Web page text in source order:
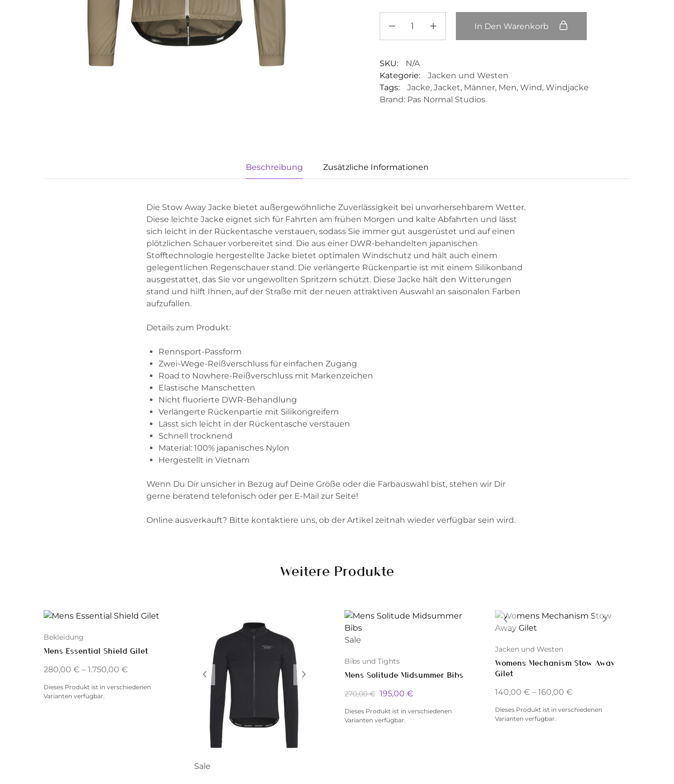
In Den Warenkorb
SKU:
N/A
Kategorie:
Jacken und Westen
Tags:
Jacke, Jacket, Männer, Men, Wind, Windjacke
Brand: Pas Normal Studios
Beschreibung Zusätzliche Informationen
Die Stow Away Jacke bietet außergewöhnliche Zuverlässigkeit bei unvorhersehbarem Wetter.
Diese leichte Jacke eignet sich für Fahrten am frühen Morgen und kalte Abfahrten und lässt
sich leicht in der Rückentasche verstauen, sodass Sie immer gut ausgerüstet und auf einen
plötzlichen Schauer vorbereitet sind. Die aus einer DWR-behandelten japanischen
Stofftechnologie hergestellte Jacke bietet optimalen Windschutz und hält auch einem
gelegentlichen Regenschauer stand. Die verlängerte Rückenpartie ist mit einem Silikonband
ausgestattet, das Sie vor ungewollten Spritzern schützt. Diese Jacke hält den Witterungen
stand und hilft Ihnen, auf der Straße mit der neuen attraktiven Auswahl an saisonalen Farben
aufzufallen.
Details zum Produkt:
Rennsport-Passform
Zwei-Wege-Reißverschluss für einfachen Zugang
Road to Nowhere-Reißverschluss mit Markenzeichen
Elastische Manschetten
Nicht fluorierte DWR-Behandlung
Verlängerte Rückenpartie mit Silikongreifern
Lässt sich leicht in der Rückentasche verstauen
Schnell trocknend
Material: 100% japanisches Nylon
Hergestellt in Vietnam
Wenn Du Dir unsicher in Bezug auf Deine Größe oder die Farbauswahl bist, stehen wir Dir
gerne beratend telefonisch oder per E-Mail zur Seite!
Online ausverkauft? Bitte kontaktiere uns, ob der Artikel zeitnah wieder verfügbar sein wird.
Weitere Produkte
Bekleidung
Mens Essential Shield Gilet
280,00 € – 1.750,00 €
Dieses Produkt ist in verschiedenen
Varianten verfügbar.
Sale
Sale
Bibs und Tights
Mens Solitude Midsummer Bibs
270,00€ 195,00 €
Dieses Produkt ist in verschiedenen
Varianten verfügbar.
Jacken und Westen
Womens Mechanism Stow Away
Gilet
140,00 € – 160,00 €
Dieses Produkt ist in verschiedenen
Varianten verfügbar.